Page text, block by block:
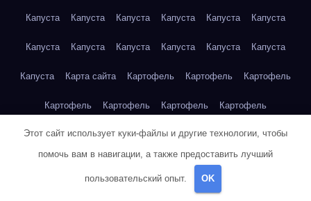
Капуста Капуста Капуста Капуста Капуста Капуста
Капуста Капуста Капуста Капуста Капуста Капуста
Капуста Карта сайта Картофель Картофель Картофель
Картофель Картофель Картофель Картофель
Картофель Картофель Кейптаун Кейптаун Кейптаун
Кейптаун
Кейптаун
Этот сайт использует куки-файлы и другие технологии, чтобы
помочь вам в навигации, а также предоставить лучший
пользовательский опыт. OK